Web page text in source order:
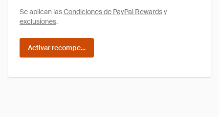
Se aplican lasCondiciones de PayPal Rewardsy
exclusiones.
Activar recompensas